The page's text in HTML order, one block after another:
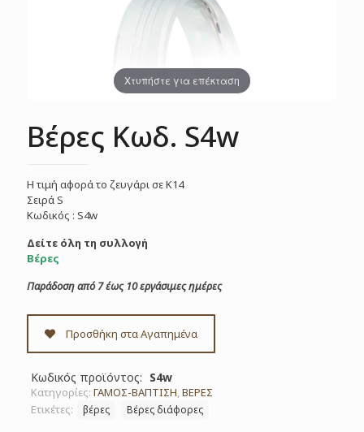
Χτυπήστε για επέκταση
Βέρες Κωδ. S4w
Η τιμή αφορά το ζευγάρι σε Κ14
Σειρά S
Κωδικός : S4w
Δείτε όλη τη συλλογή
Βέρες
Παράδοση από 7 έως 10 εργάσιμες ημέρες
Προσθήκη στα Αγαπημένα
Κωδικός προϊόντος: S4w
Κατηγορίες: ΓΑΜΟΣ-ΒΑΠΤΙΣΗ,ΒΕΡΕΣ
Ετικέτες:
βέρες Βέρες διάφορες